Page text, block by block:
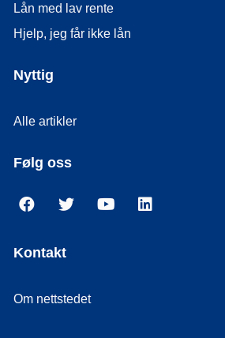
Lån med lav rente
Hjelp, jeg får ikke lån
Nyttig
Alle artikler
Følg oss
Kontakt
Om nettstedet